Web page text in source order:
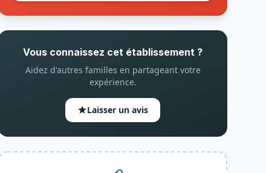
Vous connaissez cet établissement ?
Aidez d'autres familles en partageant votre
expérience.
Laisser un avis